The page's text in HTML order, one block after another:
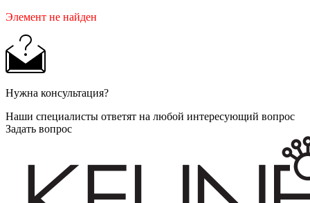
Элемент не найден
Нужна консультация?
Наши специалисты ответят на любой интересующий вопрос
Задать вопрос